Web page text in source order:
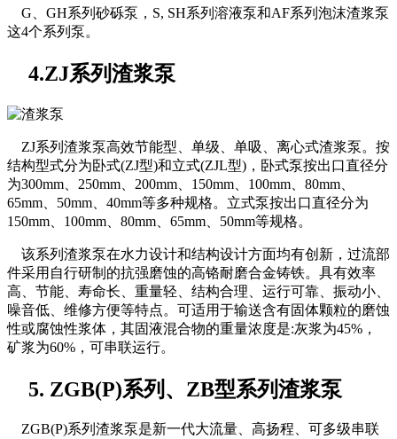
G、GH系列砂砾泵，S, SH系列溶液泵和AF系列泡沫渣浆泵
这4个系列泵。
4.ZJ系列渣浆泵
ZJ系列渣浆泵高效节能型、单级、单吸、离心式渣浆泵。按
结构型式分为卧式(ZJ型)和立式(ZJL型)，卧式泵按出口直径分
为300mm、250mm、200mm、150mm、100mm、80mm、
65mm、50mm、40mm等多种规格。立式泵按出口直径分为
150mm、100mm、80mm、65mm、50mm等规格。
该系列渣浆泵在水力设计和结构设计方面均有创新，过流部
件采用自行研制的抗强磨蚀的高铬耐磨合金铸铁。具有效率
高、节能、寿命长、重量轻、结构合理、运行可靠、振动小、
噪音低、维修方便等特点。可适用于输送含有固体颗粒的磨蚀
性或腐蚀性浆体，其固液混合物的重量浓度是:灰浆为45%，
矿浆为60%，可串联运行。
5. ZGB(P)系列、ZB型系列渣浆泵
ZGB(P)系列渣浆泵是新一代大流量、高扬程、可多级串联